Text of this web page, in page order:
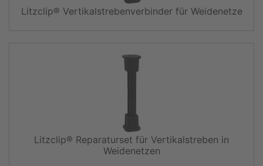
Litzclip® Vertikalstrebenverbinder für Weidenetze
Litzclip® Reparaturset für Vertikalstreben in
Weidenetzen